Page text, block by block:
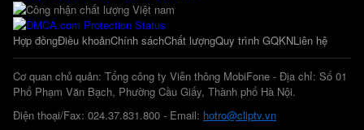
Hợp đồngĐiều khoảnChính sáchChất lượngQuy trình GQKNLiên hệ
Cơ quan chủ quản: Tổng công ty Viễn thông MobiFone - Địa chỉ: Số 01
Phố Phạm Văn Bạch, Phường Cầu Giấy, Thành phố Hà Nội.
Điện thoại/Fax: 024.37.831.800 - Email: hotro@cliptv.vn